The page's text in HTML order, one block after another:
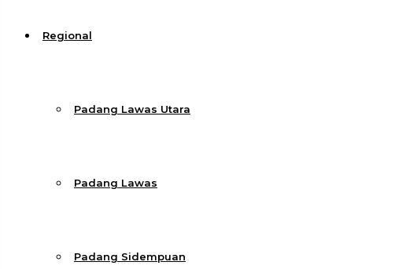
Regional
Padang Lawas Utara
Padang Lawas
Padang Sidempuan